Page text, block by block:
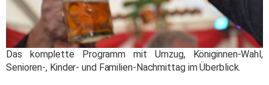
Das komplette Programm mit Umzug, Königinnen-Wahl,
Senioren-, Kinder- und Familien-Nachmittag im Überblick.